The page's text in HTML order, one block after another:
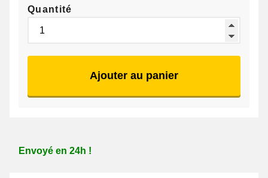
Quantité
Ajouter au panier
Envoyé en 24h !